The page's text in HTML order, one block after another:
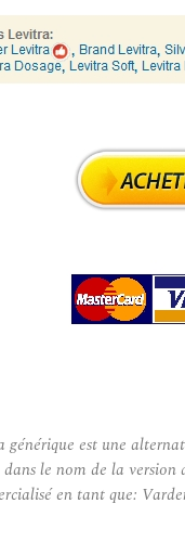
est une
le nom de la
en tant que: